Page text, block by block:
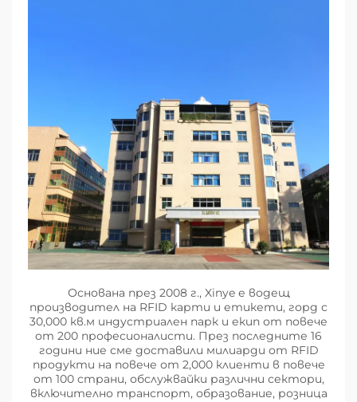
Основана през 2008 г., Xinye е водещ
производител на RFID карти и етикети, горд с
30,000 кв.м индустриален парк и екип от повече
от 200 професионалисти. През последните 16
години ние сме доставили милиарди от RFID
продукти на повече от 2,000 клиенти в повече
от 100 страни, обслужвайки различни сектори,
включително транспорт, образование, розница